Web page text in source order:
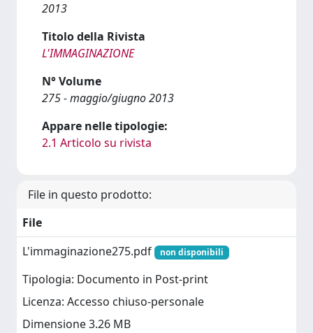
2013
Titolo della Rivista
L'IMMAGINAZIONE
N° Volume
275 - maggio/giugno 2013
Appare nelle tipologie:
2.1 Articolo su rivista
File in questo prodotto:
File
L'immaginazione275.pdf
non disponibili
Tipologia: Documento in Post-print
Licenza: Accesso chiuso-personale
Dimensione 3.26 MB